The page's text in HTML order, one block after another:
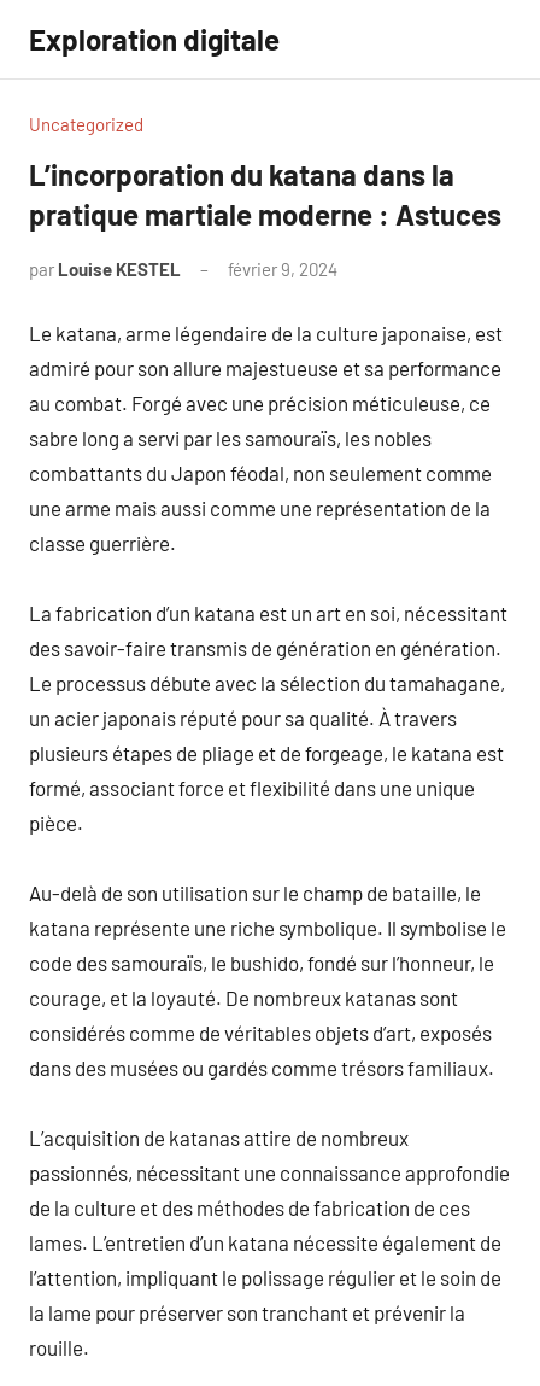
contenu
Exploration digitale
Uncategorized
L’incorporation du katana dans la
pratique martiale moderne : Astuces
par Louise KESTEL février 9, 2024
Le katana, arme légendaire de la culture japonaise, est
admiré pour son allure majestueuse et sa performance
au combat. Forgé avec une précision méticuleuse, ce
sabre long a servi par les samouraïs, les nobles
combattants du Japon féodal, non seulement comme
une arme mais aussi comme une représentation de la
classe guerrière.
La fabrication d’un katana est un art en soi, nécessitant
des savoir-faire transmis de génération en génération.
Le processus débute avec la sélection du tamahagane,
un acier japonais réputé pour sa qualité. À travers
plusieurs étapes de pliage et de forgeage, le katana est
formé, associant force et flexibilité dans une unique
pièce.
Au-delà de son utilisation sur le champ de bataille, le
katana représente une riche symbolique. Il symbolise le
code des samouraïs, le bushido, fondé sur l’honneur, le
courage, et la loyauté. De nombreux katanas sont
considérés comme de véritables objets d’art, exposés
dans des musées ou gardés comme trésors familiaux.
L’acquisition de katanas attire de nombreux
passionnés, nécessitant une connaissance approfondie
de la culture et des méthodes de fabrication de ces
lames. L’entretien d’un katana nécessite également de
l’attention, impliquant le polissage régulier et le soin de
la lame pour préserver son tranchant et prévenir la
rouille.